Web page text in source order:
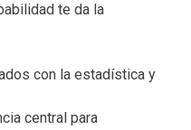
te da la
con la estadística y
central para